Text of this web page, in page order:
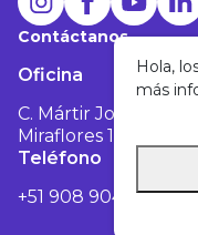
Contáctanos
Oficina
C. Mártir José Olaya
Miraflores 15074
Teléfono
+51 908 904 601
Hola,
más